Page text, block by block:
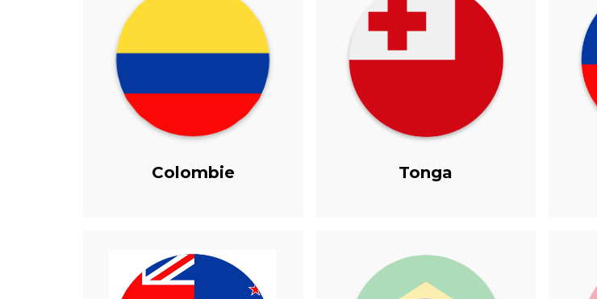
Colombie Tonga